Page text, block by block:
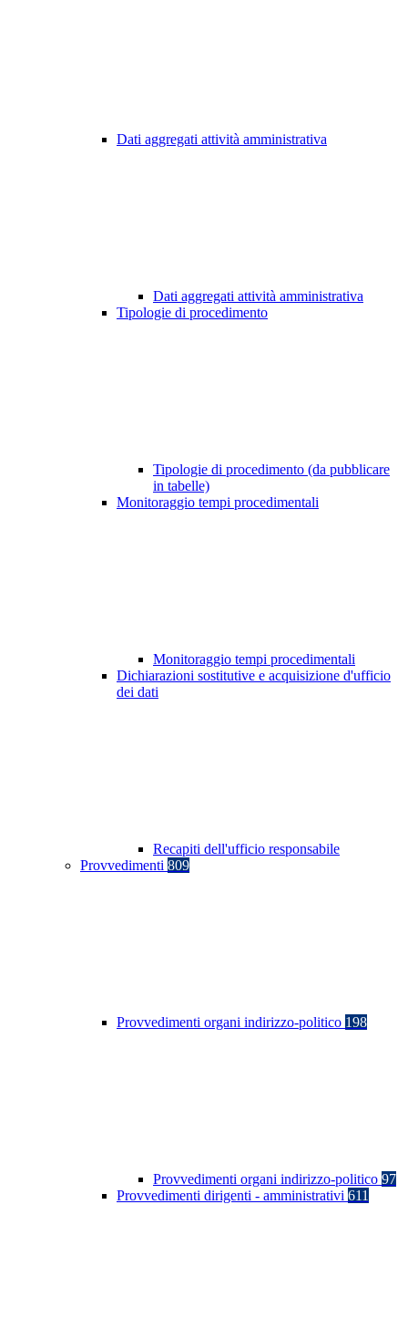
Dati aggregati attività amministrativa
Dati aggregati attività amministrativa
Tipologie di procedimento
Tipologie di procedimento (da pubblicare
in tabelle)
Monitoraggio tempi procedimentali
Monitoraggio tempi procedimentali
Dichiarazioni sostitutive e acquisizione d'ufficio
dei dati
Recapiti dell'ufficio responsabile
Provvedimenti 809
Provvedimenti organi indirizzo-politico 198
Provvedimenti organi indirizzo-politico 97
Provvedimenti dirigenti - amministrativi 611